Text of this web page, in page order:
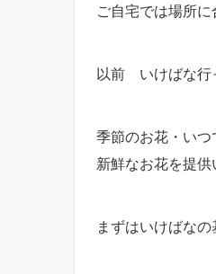
ご自宅では場所
以前 いけばな行
季節のお花・い
新鮮なお花を提
まずはいけばな